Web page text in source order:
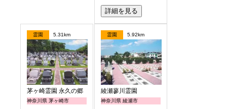
詳細を見る
霊園 5.31km
茅ヶ崎霊園 永久の郷
神奈川県 茅ヶ崎市
霊園 5.92km
綾瀬蓼川霊園
神奈川県 綾瀬市